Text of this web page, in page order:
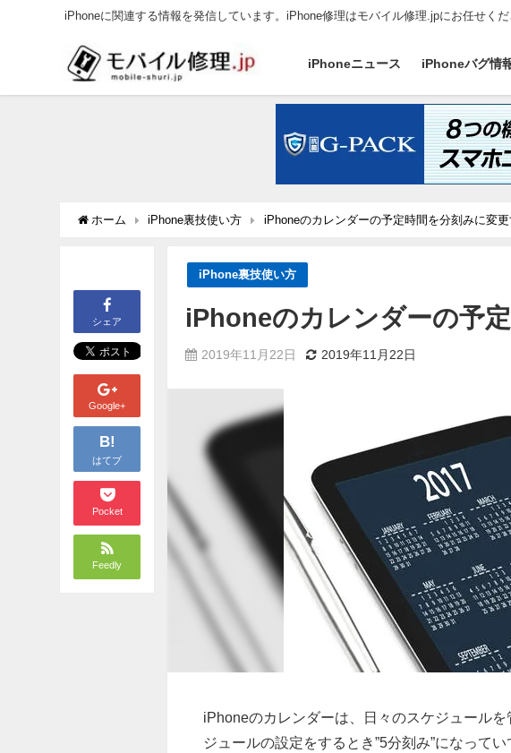
iPhoneに関連する情報を発信しています。iPhone修理はモバイル修理.jpにお任せくだ
iPhoneニュース iPhoneバグ情
ホーム iPhone裏技使い方 iPhoneのカレンダーの予定時間を分刻みに変更
シェア
Google+
B!
はてブ
Pocket
Feedly
iPhone裏技使い方
iPhoneのカレンダーの予
2019年11月22日 2019年11月22日
iPhoneのカレンダーは、日々のスケジュール
ジュールの設定をするとき”5分刻み”になって